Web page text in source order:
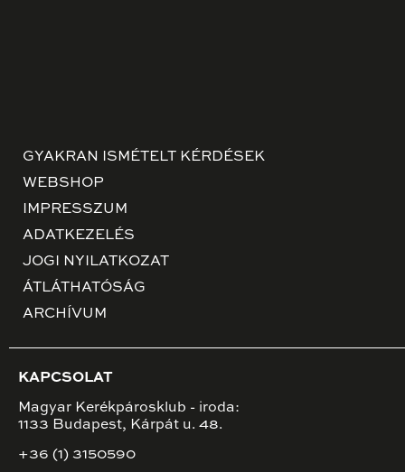
GYAKRAN ISMÉTELT KÉRDÉSEK
WEBSHOP
IMPRESSZUM
ADATKEZELÉS
JOGI NYILATKOZAT
ÁTLÁTHATÓSÁG
ARCHÍVUM
KAPCSOLAT
Magyar Kerékpárosklub - iroda:
1133 Budapest, Kárpát u. 48.
+36 (1) 3150590